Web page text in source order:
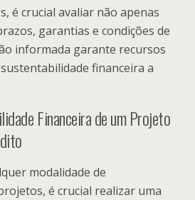
é crucial avaliar não apenas
garantias e condições de
informada garante recursos
financeira a
Financeira de um Projeto
modalidade de
é crucial realizar uma